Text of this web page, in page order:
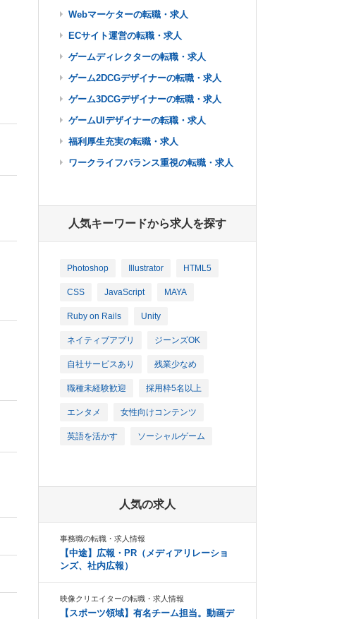
Webマーケターの転職・求人
ECサイト運営の転職・求人
ゲームディレクターの転職・求人
ゲーム2DCGデザイナーの転職・求人
ゲーム3DCGデザイナーの転職・求人
ゲームUIデザイナーの転職・求人
福利厚生充実の転職・求人
ワークライフバランス重視の転職・求人
人気キーワードから求人を探す
Photoshop Illustrator HTML5
CSS JavaScript MAYA
Ruby on Rails Unity
ネイティブアプリ ジーンズOK
自社サービスあり 残業少なめ
職種未経験歓迎 採用枠5名以上
エンタメ 女性向けコンテンツ
英語を活かす ソーシャルゲーム
人気の求人
事務職の転職・求人情報
【中途】広報・PR（メディアリレーショ
ンズ、社内広報）
映像クリエイターの転職・求人情報
【スポーツ領域】有名チーム担当。動画デ